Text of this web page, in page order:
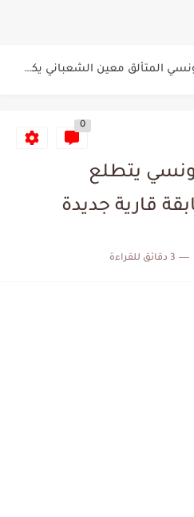
المدرب التونسي المتألق معين الشعباني يكشف عن اهدافه المستقبلية
إصابة محمد أمين بن عمر بعد اعتداء في سوسة والأمن...
يونايتد يدعم حنبعل المجبري
0
يتطلع
قارية جديدة
3 دقائق للقراءة